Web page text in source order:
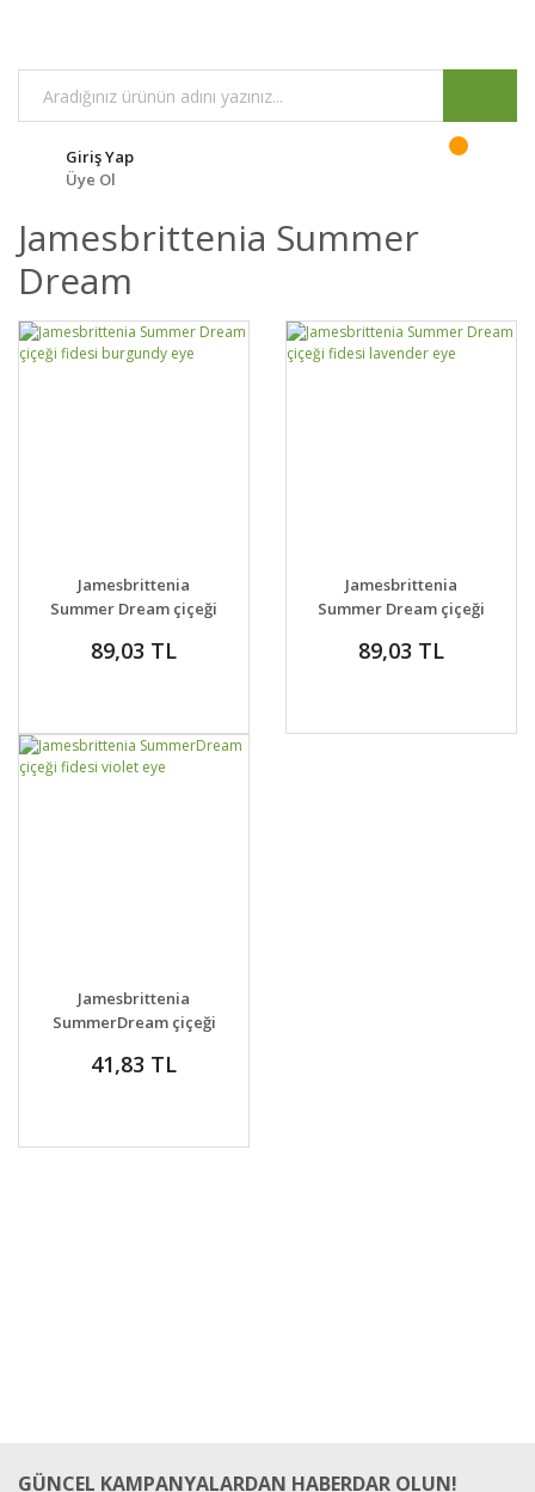
Giriş Yap
Üye Ol
Jamesbrittenia Summer
Dream
DETAYLAR
VER
Jamesbrittenia
Summer Dream çiçeği
89,03 TL
DETAYLAR
VER
Jamesbrittenia
Summer Dream çiçeği
89,03 TL
DETAYLAR
VER
Jamesbrittenia
SummerDream çiçeği
41,83 TL
GÜNCEL KAMPANYALARDAN HABERDAR OLUN!